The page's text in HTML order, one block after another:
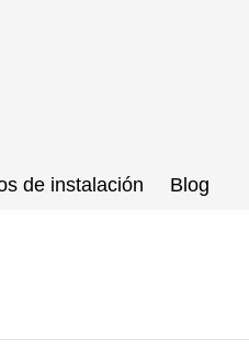
de instalación Blog